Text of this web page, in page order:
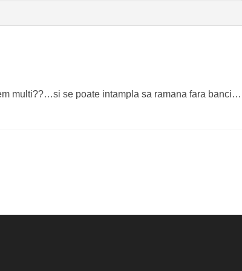
multi??…si se poate intampla sa ramana fara